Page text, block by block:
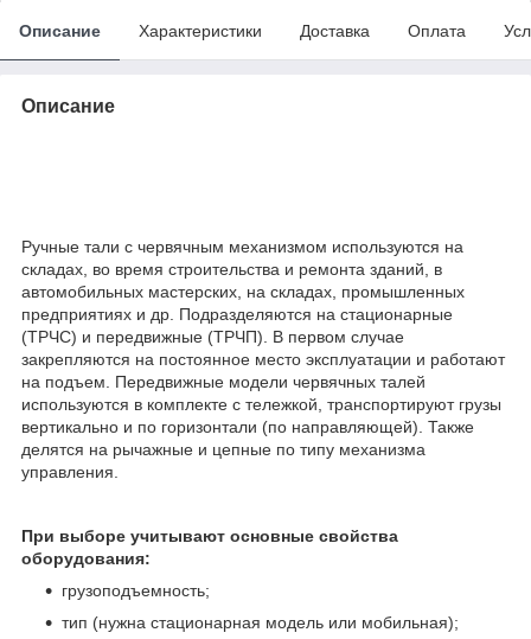
Описание Характеристики Доставка Оплата
Описание
Ручные тали с червячным механизмом используются на
складах, во время строительства и ремонта зданий, в
автомобильных мастерских, на складах, промышленных
предприятиях и др. Подразделяются на стационарные
(ТРЧС) и передвижные (ТРЧП). В первом случае
закрепляются на постоянное место эксплуатации и работают
на подъем. Передвижные модели червячных талей
используются в комплекте с тележкой, транспортируют грузы
вертикально и по горизонтали (по направляющей). Также
делятся на рычажные и цепные по типу механизма
управления.
При выборе учитывают основные свойства
оборудования:
грузоподъемность;
тип (нужна стационарная модель или мобильная);